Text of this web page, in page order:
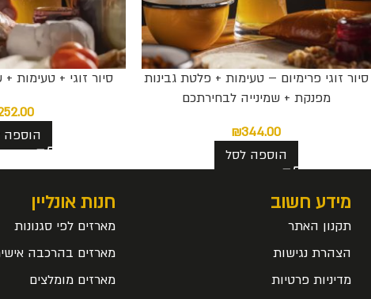
סיור זוגי פרימיום – טעימות + פלטת גבינות
מפנקת + שמינייה לבחירתכם
₪344.00
הוספה לסל
סיור זוגי + טעימות
הוספה
מידע חשוב
תקנון האתר
הצהרת נגישות
מדיניות פרטיות
חנות אונליין
מארזים לפי סגנונות
מארזים בהרכבה
מארזים מומלצים